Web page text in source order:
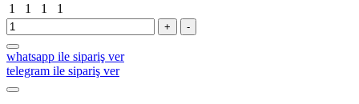
1
1 1 1
+ -
whatsapp ile sipariş ver
telegram ile sipariş ver